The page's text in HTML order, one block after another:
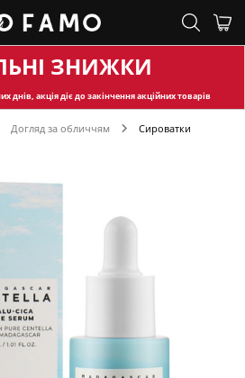
ЗНИЖКИ
днів, акція діє до закінчення акційних товарів
Догляд за обличчям Сироватки